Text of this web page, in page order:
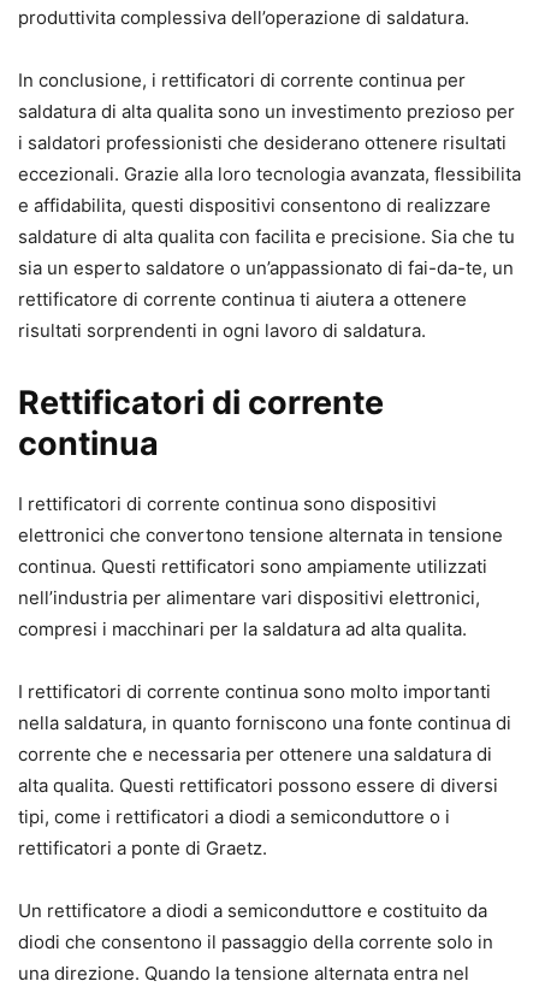
produttivita complessiva dell’operazione di saldatura.
In conclusione, i rettificatori di corrente continua per
saldatura di alta qualita sono un investimento prezioso per
i saldatori professionisti che desiderano ottenere risultati
eccezionali. Grazie alla loro tecnologia avanzata, flessibilita
e affidabilita, questi dispositivi consentono di realizzare
saldature di alta qualita con facilita e precisione. Sia che tu
sia un esperto saldatore o un’appassionato di fai-da-te, un
rettificatore di corrente continua ti aiutera a ottenere
risultati sorprendenti in ogni lavoro di saldatura.
Rettificatori di corrente
continua
I rettificatori di corrente continua sono dispositivi
elettronici che convertono tensione alternata in tensione
continua. Questi rettificatori sono ampiamente utilizzati
nell’industria per alimentare vari dispositivi elettronici,
compresi i macchinari per la saldatura ad alta qualita.
I rettificatori di corrente continua sono molto importanti
nella saldatura, in quanto forniscono una fonte continua di
corrente che e necessaria per ottenere una saldatura di
alta qualita. Questi rettificatori possono essere di diversi
tipi, come i rettificatori a diodi a semiconduttore o i
rettificatori a ponte di Graetz.
Un rettificatore a diodi a semiconduttore e costituito da
diodi che consentono il passaggio della corrente solo in
una direzione. Quando la tensione alternata entra nel